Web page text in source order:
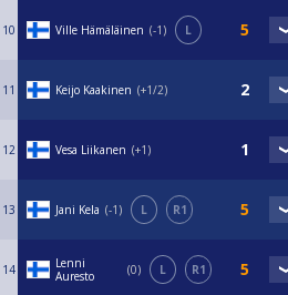
10 Ville Hämäläinen -1 L
11 Keijo Kaakinen +1/2
12 Vesa Liikanen +1
13 Jani Kela -1 L R1
14
Lenni
Auresto
0 L R1